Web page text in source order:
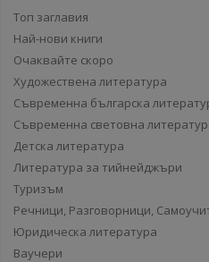
Топ заглавия
Най-нови книги
Очаквайте скоро
Художествена литература
Съвременна българска
Съвременна световна
Детска литература
Литература за тийнейджъри
Туризъм
Речници, Разговорници,
Юридическа литература
Ваучери